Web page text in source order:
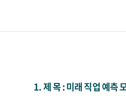
1. 제 목 : 미래 직업 예측